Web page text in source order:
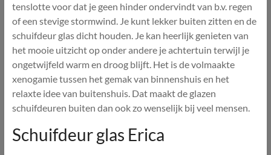
tenslotte voor dat je geen hinder ondervindt van b.v. regen
of een stevige stormwind. Je kunt lekker buiten zitten en de
schuifdeur glas dicht houden. Je kan heerlijk genieten van
het mooie uitzicht op onder andere je achtertuin terwijl je
ongetwijfeld warm en droog blijft. Het is de volmaakte
xenogamie tussen het gemak van binnenshuis en het
relaxte idee van buitenshuis. Dat maakt de glazen
schuifdeuren buiten dan ook zo wenselijk bij veel mensen.
Schuifdeur glas Erica